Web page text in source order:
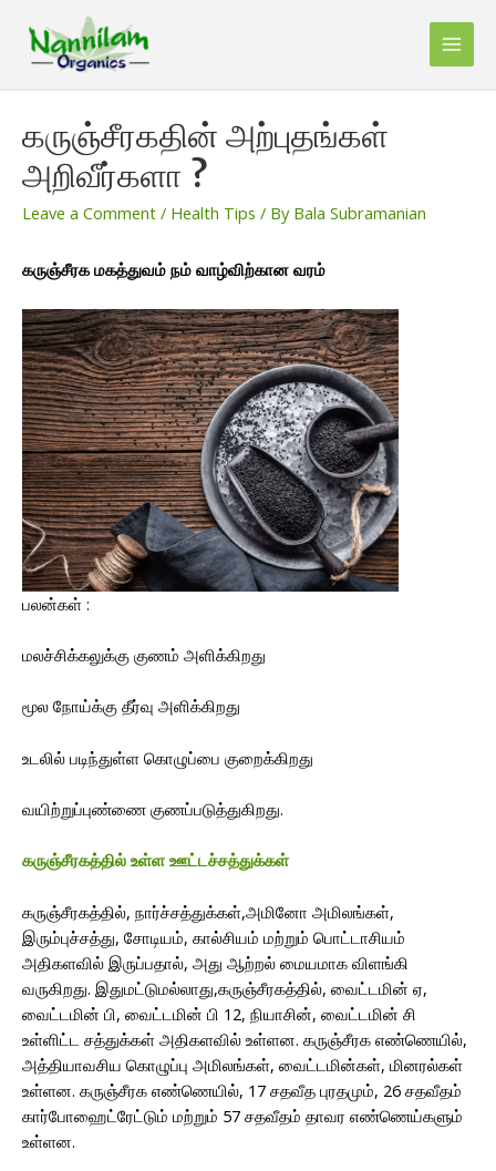
content
Main
கருஞ்சீரகதின் அற்புதங்கள்
அறிவீர்களா ?
Leave a Comment / Health Tips / By Bala Subramanian
கருஞ்சீரக மகத்துவம் நம் வாழ்விற்கான வரம்
பலன்கள் :
மலச்சிக்கலுக்கு குணம் அளிக்கிறது
மூல நோய்க்கு தீர்வு அளிக்கிறது
உடலில் படிந்துள்ள கொழுப்பை குறைக்கிறது
வயிற்றுப்புண்ணை குணப்படுத்துகிறது.
கருஞ்சீரகத்தில் உள்ள ஊட்டச்சத்துக்கள்
கருஞ்சீரகத்தில், நார்ச்சத்துக்கள்,அமினோ அமிலங்கள்,
இரும்புச்சத்து, சோடியம், கால்சியம் மற்றும் பொட்டாசியம்
அதிகளவில் இருப்பதால், அது ஆற்றல் மையமாக விளங்கி
வருகிறது. இதுமட்டுமல்லாது,கருஞ்சீரகத்தில், வைட்டமின் ஏ,
வைட்டமின் பி, வைட்டமின் பி 12, நியாசின், வைட்டமின் சி
உள்ளிட்ட சத்துக்கள் அதிகளவில் உள்ளன. கருஞ்சீரக எண்ணெயில்,
அத்தியாவசிய கொழுப்பு அமிலங்கள், வைட்டமின்கள், மினரல்கள்
உள்ளன. கருஞ்சீரக எண்ணெயில், 17 சதவீத புரதமும், 26 சதவீதம்
கார்போஹைட்ரேட்டும் மற்றும் 57 சதவீதம் தாவர எண்ணெய்களும்
உள்ளன.